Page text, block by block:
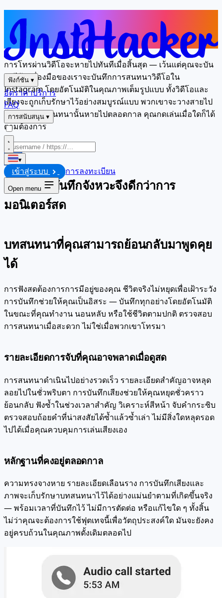
ฟังก์ชัน ▾
อัตราค่าบริการ
FAQ
การสนับสนุน ▾
▾
เข้าสู่ระบบ การลงทะเบียน
Open menu
ทุกการสนทนาวิดีโอถูกบันทึกไว้ ทุกราย
ละเอียดถูกเก็บไว้
การโทรผ่านวิดีโอจะหายไปทันทีเมื่อสิ้นสุด — เว้นแต่คุณจะบัน
ทึกไว้ เครื่องมือของเราจะบันทึกการสนทนาวิดีโอใน
Instagram โดยอัตโนมัติในคุณภาพเต็มรูปแบบ ทั้งวิดีโอและ
เสียงจะถูกเก็บรักษาไว้อย่างสมบูรณ์แบบ พวกเขาจะวางสายไป
โดยคิดว่าบทสนทนานั้นหายไปตลอดกาล คุณกดเล่นเมื่อใดก็ได้
ตามต้องการ
เริ่ม
ทำไมการบันทึกจังหวะจึงดีกว่าการ
มอนิเตอร์สด
บทสนทนาที่คุณสามารถย้อนกลับมาพูดคุย
ได้
การฟังสดต้องการการมีอยู่ของคุณ ชีวิตจริงไม่หยุดเพื่อเฝ้าระวัง
การบันทึกช่วยให้คุณเป็นอิสระ — บันทึกทุกอย่างโดยอัตโนมัติ
ในขณะที่คุณทำงาน นอนหลับ หรือใช้ชีวิตตามปกติ ตรวจสอบ
การสนทนาเมื่อสะดวก ไม่ใช่เมื่อพวกเขาโทรมา
รายละเอียดการจับที่คุณอาจพลาดเมื่อดูสด
การสนทนาดำเนินไปอย่างรวดเร็ว รายละเอียดสำคัญอาจหลุด
ลอยไปในชั่วพริบตา การบันทึกเสียงช่วยให้คุณหยุดชั่วคราว
ย้อนกลับ ฟังซ้ำในช่วงเวลาสำคัญ วิเคราะห์สีหน้า จับคำกระซิบ
ตรวจสอบถ้อยคำที่น่าสงสัยได้ซ้ำแล้วซ้ำเล่า ไม่มีสิ่งใดหลุดรอด
ไปได้เมื่อคุณควบคุมการเล่นเสียงเอง
หลักฐานที่คงอยู่ตลอดกาล
ความทรงจางหาย รายละเอียดเลือนราง การบันทึกเสียงและ
ภาพจะเก็บรักษาบทสนทนาไว้ได้อย่างแม่นยำตามที่เกิดขึ้นจริง
— พร้อมเวลาที่บันทึกไว้ ไม่มีการตัดต่อ หรือแก้ไขใด ๆ ทั้งสิ้น
ไม่ว่าคุณจะต้องการใช้ฟุตเทจนี้เพื่อวัตถุประสงค์ใด มันจะยังคง
อยู่ครบถ้วนในคุณภาพดั้งเดิมตลอดไป